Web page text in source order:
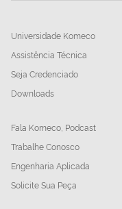
Universidade Komeco
Assistência Técnica
Seja Credenciado
Downloads
Fala Komeco, Podcast
Trabalhe Conosco
Engenharia Aplicada
Solicite Sua Peça